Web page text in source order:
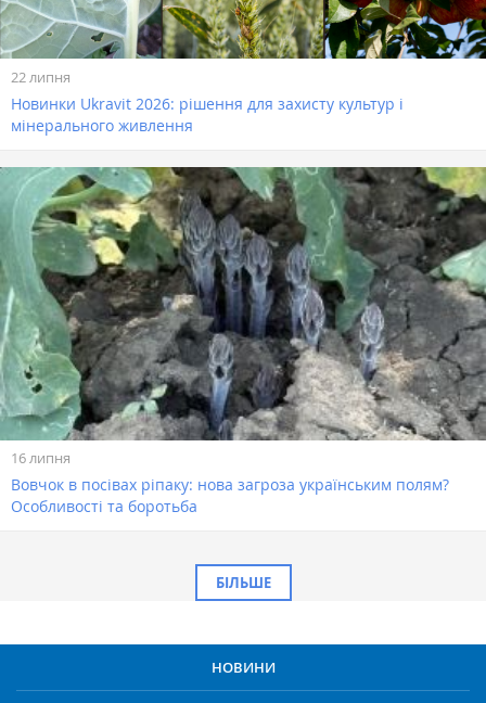
22 липня
Новинки Ukravit 2026: рішення для захисту культур і
мінерального живлення
16 липня
Вовчок в посівах ріпаку: нова загроза українським полям?
Особливості та боротьба
БІЛЬШЕ
НОВИНИ